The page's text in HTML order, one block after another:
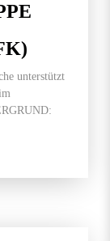
unterstützt